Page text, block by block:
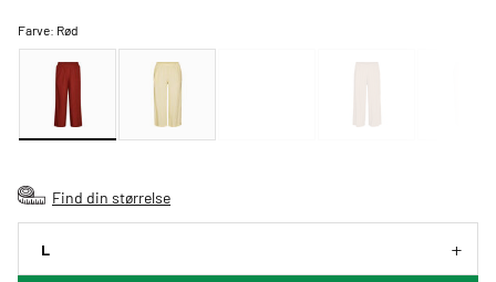
Farve: Rød
Find din størrelse
L